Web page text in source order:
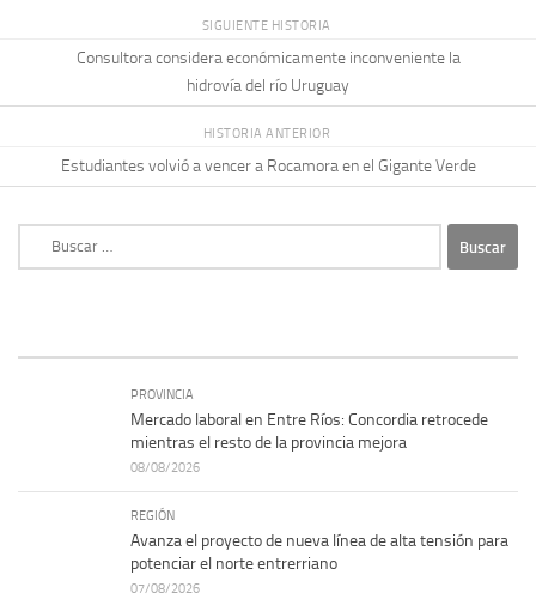
SIGUIENTE HISTORIA
Consultora considera económicamente inconveniente la
hidrovía del río Uruguay
HISTORIA ANTERIOR
Estudiantes volvió a vencer a Rocamora en el Gigante Verde
PROVINCIA
Mercado laboral en Entre Ríos: Concordia retrocede
mientras el resto de la provincia mejora
08/08/2026
REGIÓN
Avanza el proyecto de nueva línea de alta tensión para
potenciar el norte entrerriano
07/08/2026